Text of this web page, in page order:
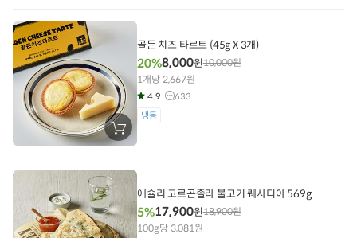
에
장
바
에
담
골든 치즈 타르트 (45g X 3개)
20%8,000원10,000원
1개당 2,667원
4.9
633
냉동
애슐리 고르곤졸라 불고기 퀘사디아 569g
5%17,900원18,900원
100g당 3,081원